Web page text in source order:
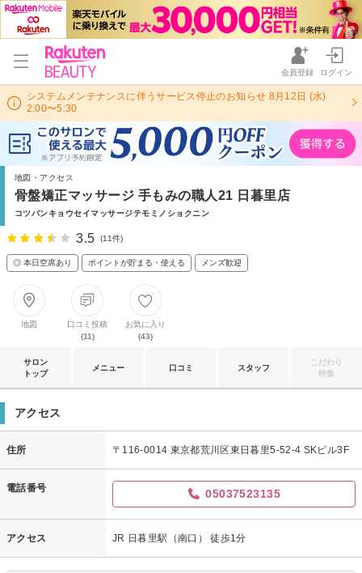
会員登録 ログイン
システムメンテナンスに伴うサービス停止のお知らせ 8月12日 (水)
2:00〜5:30
地図・アクセス
骨盤矯正マッサージ 手もみの職人21 日暮里店
コツバンキョウセイマッサージテモミノショクニン
3.5 (11件)
◎ 本日空席あり ポイントが貯まる・使える メンズ歓迎
地図
口コミ投稿
(11)
お気に入り
(43)
サロン
トップ
メニュー 口コミ スタッフ
こだわり
特集
アクセス
住所 〒116-0014 東京都荒川区東日暮里5-52-4 SKビル3F
電話番号 05037523135
アクセス JR 日暮里駅（南口） 徒歩1分